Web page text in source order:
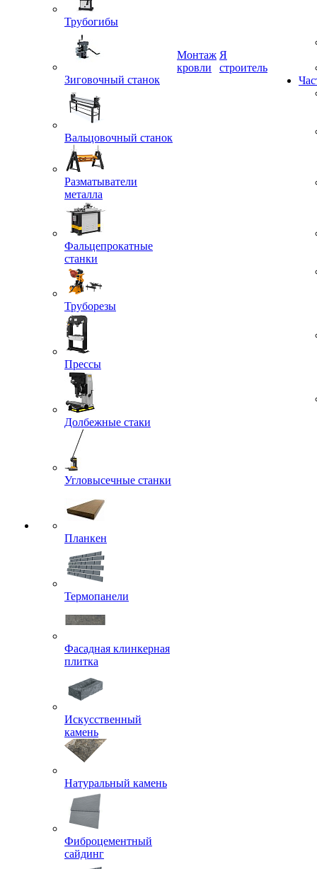
Трубогибы
Зиговочный станок
Вальцовочный станок
Разматыватели
металла
Фальцепрокатные
станки
Труборезы
Прессы
Долбежные стаки
Угловысечные станки
Планкен
Термопанели
Фасадная клинкерная
плитка
Искусственный
камень
Натуральный камень
Фиброцементный
сайдинг
Монтаж
кровли
Я
строитель